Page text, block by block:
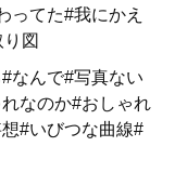
ってた#我にかえ
図
なんで#写真ない
なのか#おしゃれ
#いびつな曲線#